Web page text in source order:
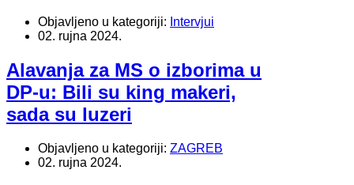
Objavljeno u kategoriji: Intervjui
02. rujna 2024.
Alavanja za MS o izborima u
DP-u: Bili su king makeri,
sada su luzeri
Objavljeno u kategoriji: ZAGREB
02. rujna 2024.